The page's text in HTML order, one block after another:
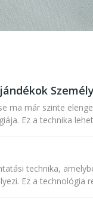
ma már szinte
Ez a technika
technika,
Ez a technológia